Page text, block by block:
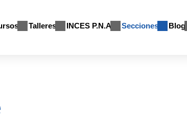
Talleres INCES P.N.A Secciones Blog